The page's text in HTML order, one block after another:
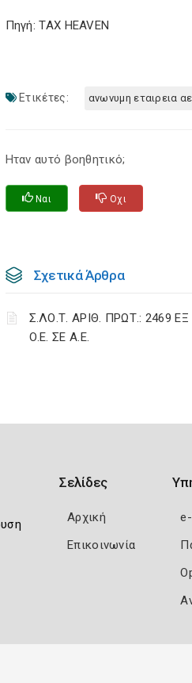
Πηγή: TAX HEAVEN
Ετικέτες: ανωνυμη εταιρεια αε
Ηταν αυτό βοηθητικό;
Ναι Οχι
Σχετικά Άρθρα
Σ.ΛΟ.Τ. ΑΡΙΘ. ΠΡΩΤ.: 2469
Ο.Ε. ΣΕ Α.Ε.
Σελίδες
Αρχική
Επικοινωνία